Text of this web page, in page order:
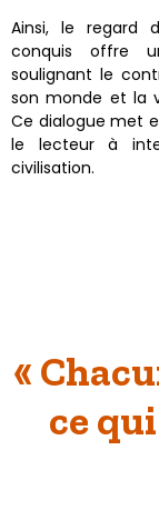
Ainsi, le regard
conquis offre
soulignant le
son monde et la
Ce dialogue met
le lecteur à
civilisation.
«
ce